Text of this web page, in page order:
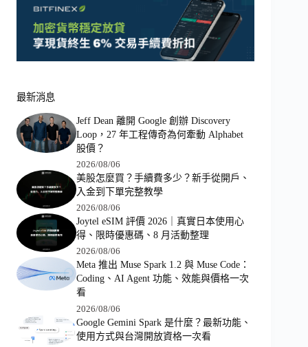
最新消息
Jeff Dean 離開 Google 創辦 Discovery
Loop，27 年工程傳奇為何牽動 Alphabet
股價？
2026/08/06
美股怎麼買？手續費多少？新手從開戶、
入金到下單完整教學
2026/08/06
Joytel eSIM 評價 2026｜真實日本使用心
得、限時優惠碼、8 月活動整理
2026/08/06
Meta 推出 Muse Spark 1.2 與 Muse Code：
Coding、AI Agent 功能、效能與價格一次
看
2026/08/06
Google Gemini Spark 是什麼？最新功能、
使用方式與台灣開放資格一次看